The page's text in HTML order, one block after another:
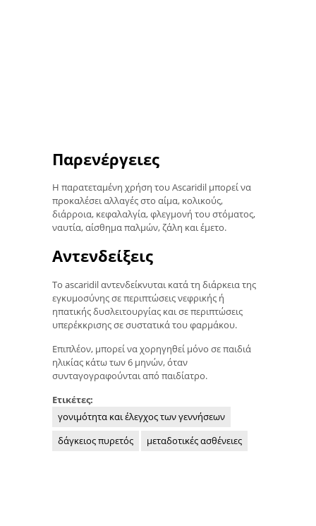
Παρενέργειες
Η παρατεταμένη χρήση του Ascaridil μπορεί να
προκαλέσει αλλαγές στο αίμα, κολικούς,
διάρροια, κεφαλαλγία, φλεγμονή του στόματος,
ναυτία, αίσθημα παλμών, ζάλη και έμετο.
Αντενδείξεις
Το ascaridil αντενδείκνυται κατά τη διάρκεια της
εγκυμοσύνης σε περιπτώσεις νεφρικής ή
ηπατικής δυσλειτουργίας και σε περιπτώσεις
υπερέκκρισης σε συστατικά του φαρμάκου.
Επιπλέον, μπορεί να χορηγηθεί μόνο σε παιδιά
ηλικίας κάτω των 6 μηνών, όταν
συνταγογραφούνται από παιδίατρο.
Ετικέτες:
γονιμότητα και έλεγχος των γεννήσεων
δάγκειος πυρετός
μεταδοτικές ασθένειες